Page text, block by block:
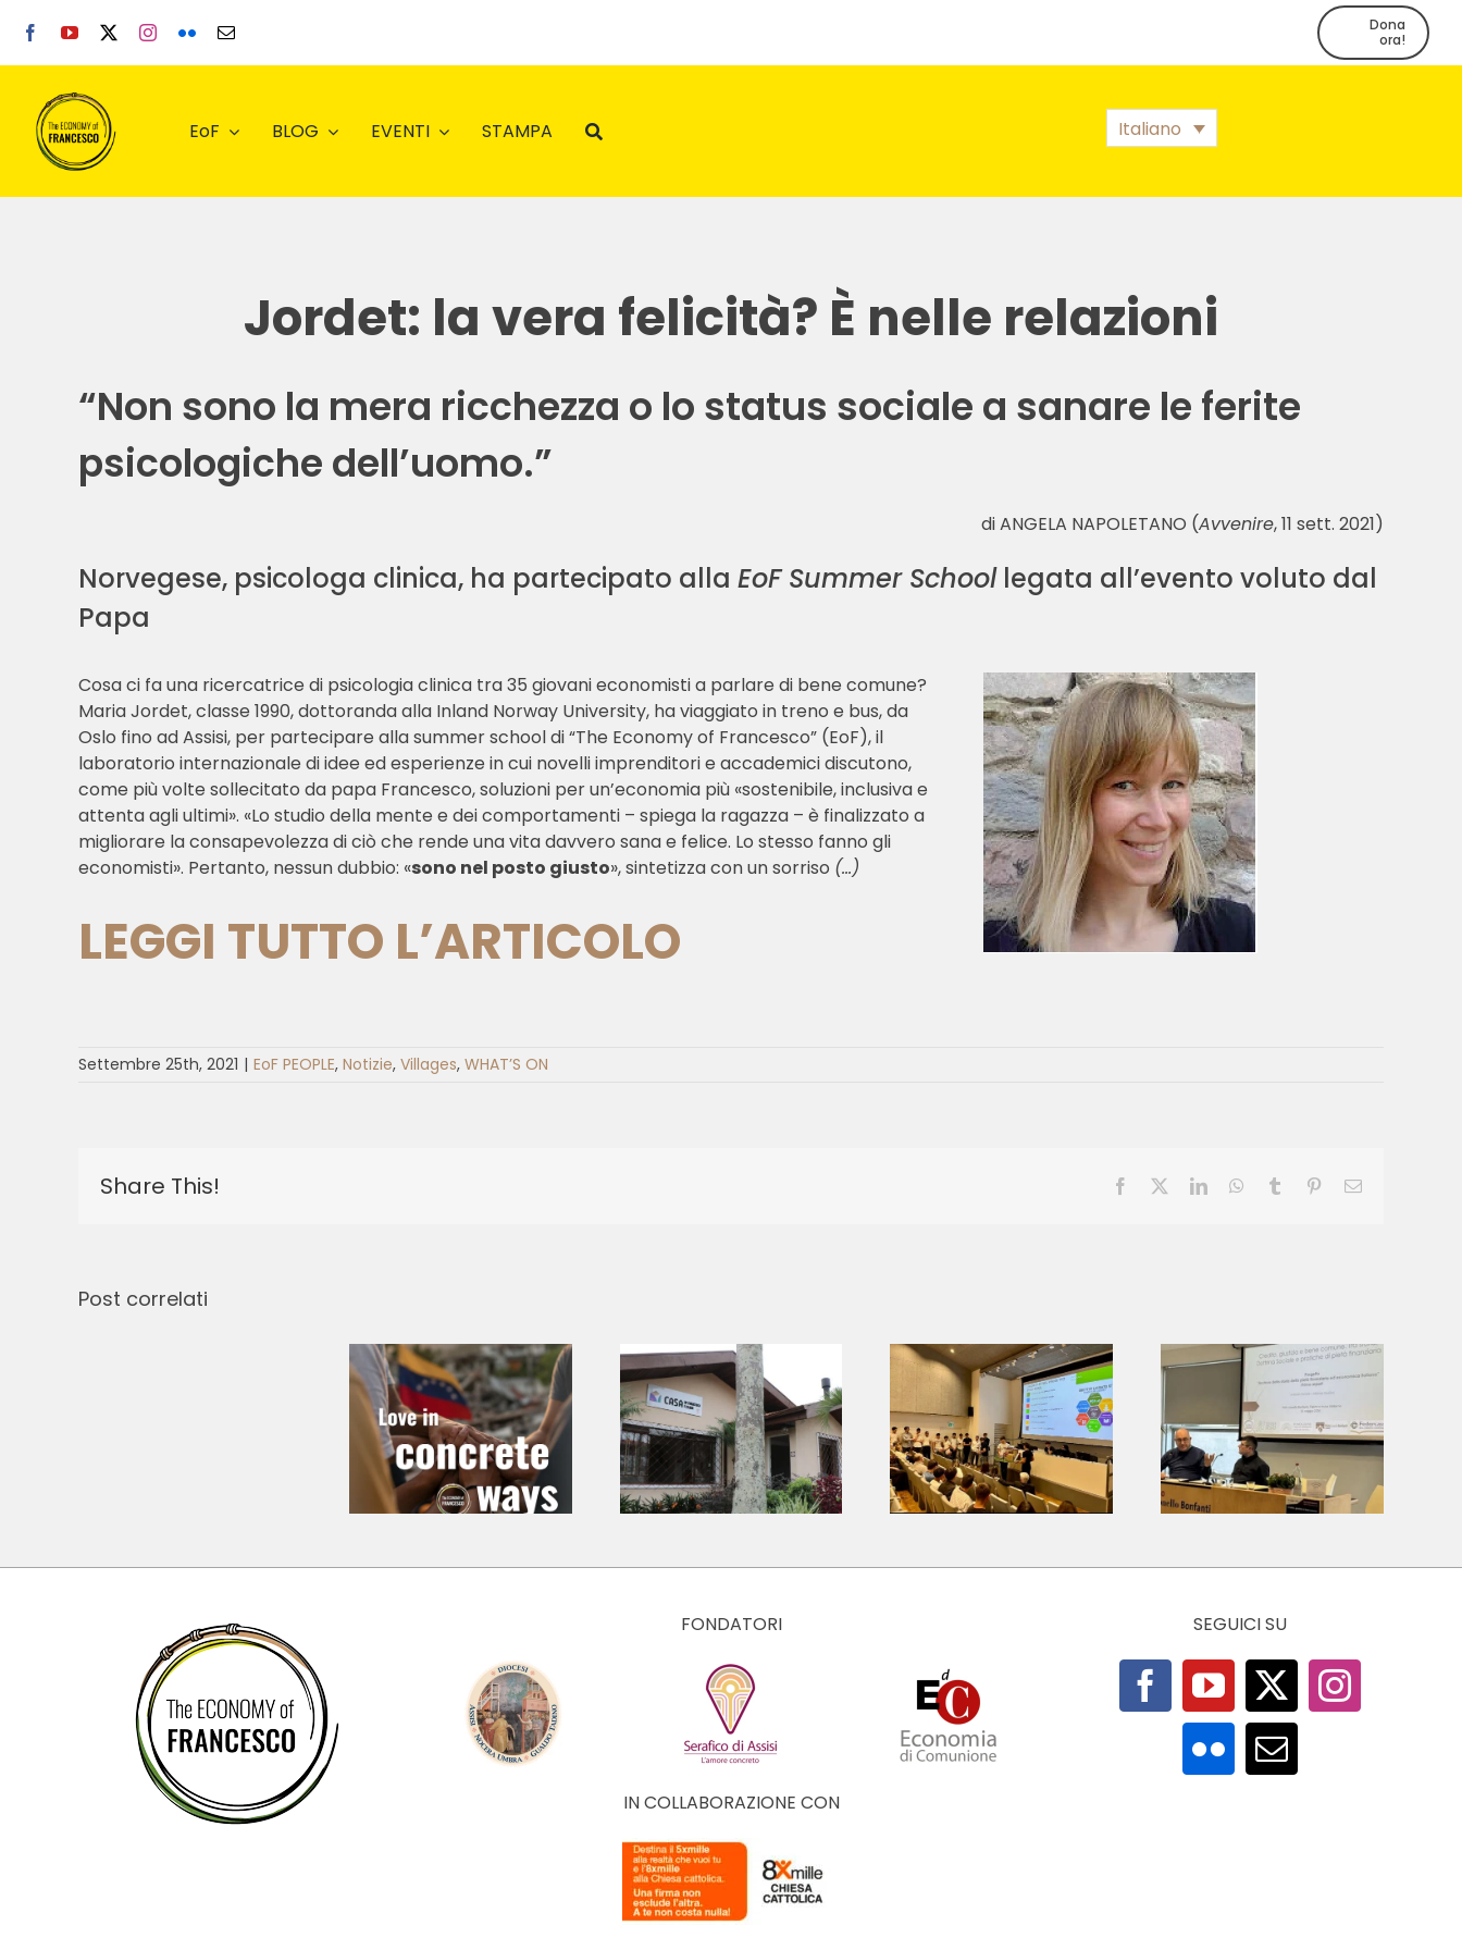
contenuto
Dona
ora!
EoF BLOG EVENTI STAMPA Italiano
Jordet: la vera felicità? È nelle relazioni
“Non sono la mera ricchezza o lo status sociale a sanare le ferite
psicologiche dell’uomo.”
di ANGELA NAPOLETANO (Avvenire, 11 sett. 2021)
Norvegese, psicologa clinica, ha partecipato alla EoF Summer Schoollegata all’evento voluto dal
Papa
Cosa ci fa una ricercatrice di psicologia clinica tra 35 giovani economisti a parlare di bene comune?
Maria Jordet, classe 1990, dottoranda alla Inland Norway University, ha viaggiato in treno e bus, da
Oslo fino ad Assisi, per partecipare alla summer school di “The Economy of Francesco” (EoF), il
laboratorio internazionale di idee ed esperienze in cui novelli imprenditori e accademici discutono,
come più volte sollecitato da papa Francesco, soluzioni per un’economia più «sostenibile, inclusiva e
attenta agli ultimi». «Lo studio della mente e dei comportamenti – spiega la ragazza – è finalizzato a
migliorare la consapevolezza di ciò che rende una vita davvero sana e felice. Lo stesso fanno gli
economisti». Pertanto, nessun dubbio: «sono nel posto giusto», sintetizza con un sorriso (…)
LEGGI TUTTO L’ARTICOLO
Settembre 25th, 2021 | EoF PEOPLE, Notizie, Villages, WHAT’S ON
Share This! Facebook LinkedInWhatsApp
Tumblr PinterestEmail
Post correlati
Online
Casa de
Francisco e
Clara –
Pontifícia
Universidade
Católica do
Francesco al
Concorso
Nazionale
Ecologika 2026:
giovani
protagonisti
Archivio della
storia della
pietà finanziaria
ed economica
italiana.
Presentati i
FONDATORI
IN COLLABORAZIONE CON
SEGUICI SU